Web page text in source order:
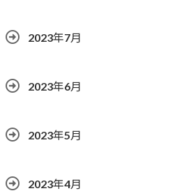
2023年7月
2023年6月
2023年5月
2023年4月